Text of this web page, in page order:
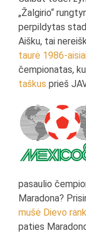
„Žalgirio“
perpildytas
Aišku, tai
taurė 1986-
čempionatas,
taškus prieš
pasaulio
Maradona?
mušė Dievo
paties